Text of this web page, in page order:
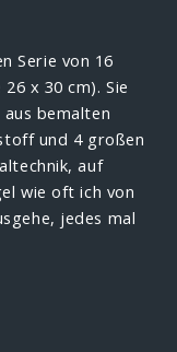
Serie von 16
x 30 cm). Sie
bemalten
und 4 großen
auf
wie oft ich von
jedes mal